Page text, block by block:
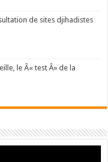
de sites djihadistes
le Â« test Â» de la